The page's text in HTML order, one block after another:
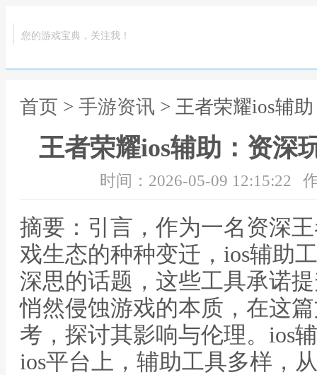
您的游戏宝典，关注我！
首页 > 手游资讯 > 王者荣耀ios辅
王者荣耀ios辅助：资深
时间：2026-05-09 12:15:22
摘要：引言，作为一名资深
戏生态的种种变迁，ios辅助
深思的话题，这些工具承诺
悄然侵蚀游戏的本质，在这
考，探讨其影响与伦理。ios
ios平台上，辅助工具多样，